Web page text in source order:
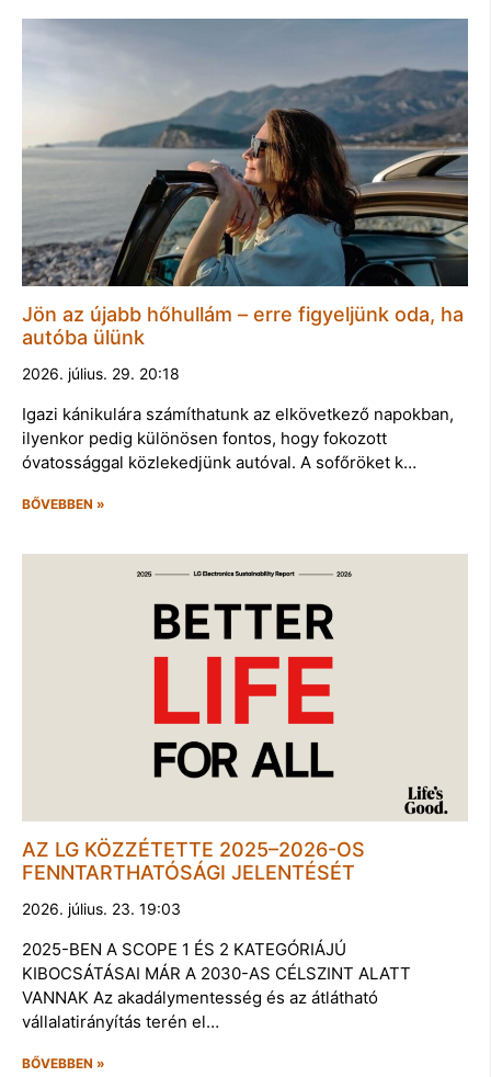
Jön az újabb hőhullám – erre figyeljünk oda, ha
autóba ülünk
2026. július. 29. 20:18
Igazi kánikulára számíthatunk az elkövetkező napokban,
ilyenkor pedig különösen fontos, hogy fokozott
óvatossággal közlekedjünk autóval. A sofőröket k…
BŐVEBBEN »
AZ LG KÖZZÉTETTE 2025–2026-OS
FENNTARTHATÓSÁGI JELENTÉSÉT
2026. július. 23. 19:03
2025-BEN A SCOPE 1 ÉS 2 KATEGÓRIÁJÚ
KIBOCSÁTÁSAI MÁR A 2030-AS CÉLSZINT ALATT
VANNAK Az akadálymentesség és az átlátható
vállalatirányítás terén el…
BŐVEBBEN »